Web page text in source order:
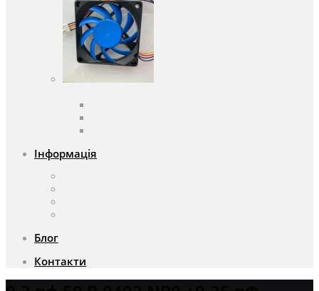
Інформація
Блог
Контакти